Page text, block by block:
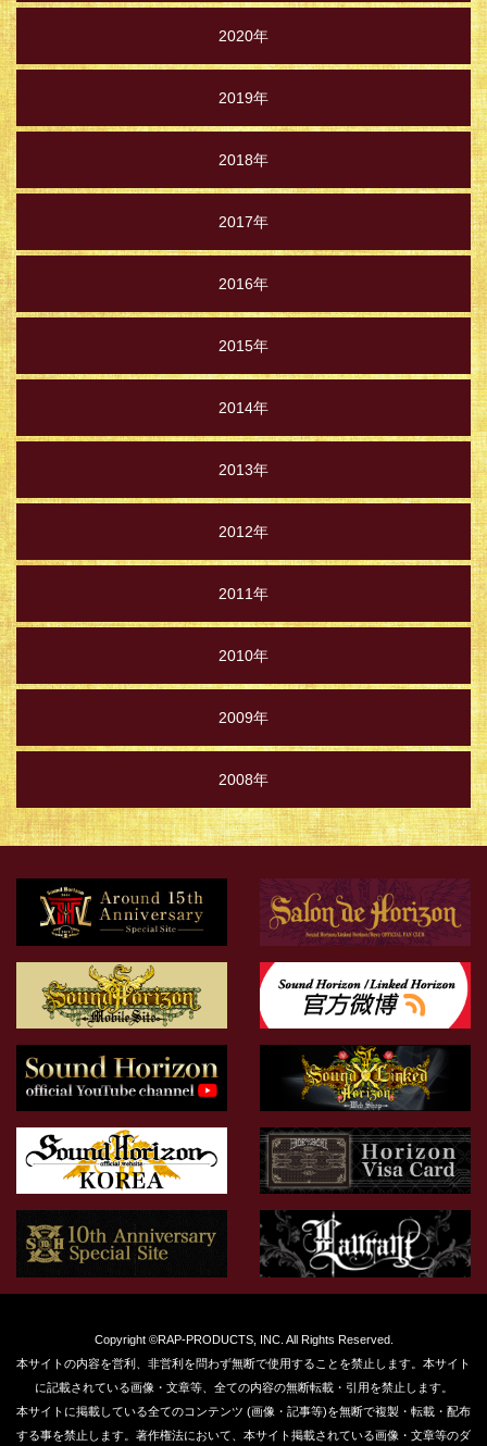
2020年
2019年
2018年
2017年
2016年
2015年
2014年
2013年
2012年
2011年
2010年
2009年
2008年
Copyright ©RAP-PRODUCTS, INC. All Rights Reserved.
本サイトの内容を営利、非営利を問わず無断で使用することを禁止します。本サイト
に記載されている画像・文章等、全ての内容の無断転載・引用を禁止します。
本サイトに掲載している全てのコンテンツ (画像・記事等)を無断で複製・転載・配布
する事を禁止します。著作権法において、本サイト掲載されている画像・文章等のダ